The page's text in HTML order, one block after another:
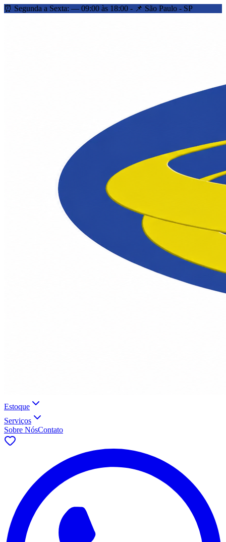
⏰ Segunda a Sexta: — 09:00 às 18:00 - 📌 São Paulo - SP
Estoque
Serviços
Sobre NósContato